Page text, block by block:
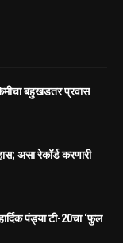
बहुखडतर प्रवास
असा रेकॉर्ड करणारी
पंड्या टी-20चा ‘फुल